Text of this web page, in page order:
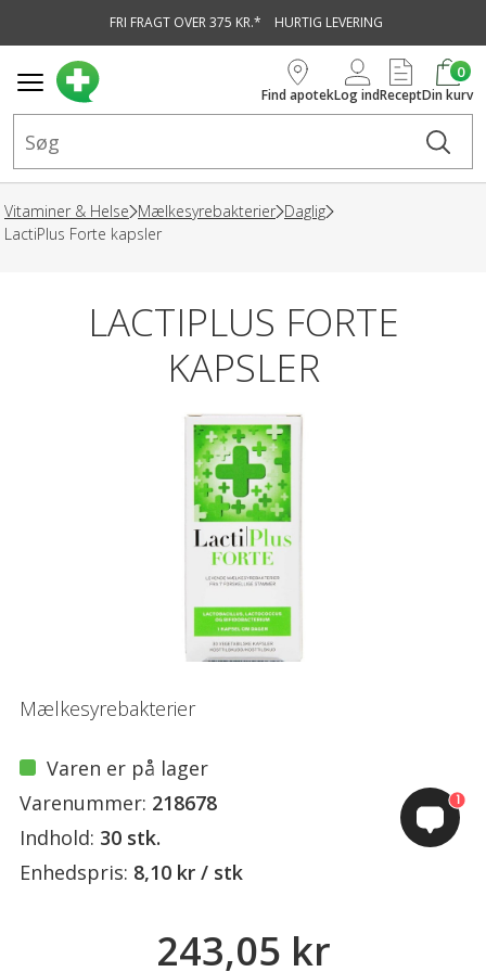
FRI FRAGT OVER 375 KR.* HURTIG LEVERING
Find apotekLog indRecept
0
Din kurv
Vitaminer & Helse Mælkesyrebakterier Daglig
LactiPlus Forte kapsler
LACTIPLUS FORTE
KAPSLER
Mælkesyrebakterier
Varen er på lager
Varenummer: 218678
Indhold: 30 stk.
Enhedspris: 8,10 kr / stk
243,05 kr
1